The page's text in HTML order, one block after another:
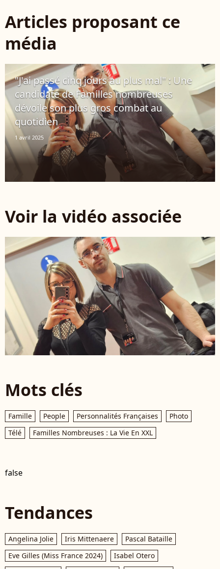
Articles proposant ce
média
"J'ai passé cinq jours au plus mal" : Une
candidate de Familles nombreuses
dévoile son plus gros combat au
quotidien
1 avril 2025
Voir la vidéo associée
Mots clés
Famille People Personnalités Françaises
Photo
Télé
Familles Nombreuses : La Vie En XXL
false
Tendances
Angelina Jolie Iris Mittenaere
Pascal Bataille
Eve Gilles (Miss France 2024)
Isabel Otero